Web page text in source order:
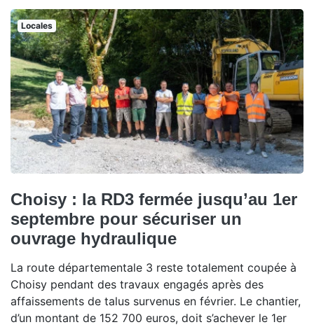
Locales
Choisy : la RD3 fermée jusqu’au 1er
septembre pour sécuriser un
ouvrage hydraulique
La route départementale 3 reste totalement coupée à
Choisy pendant des travaux engagés après des
affaissements de talus survenus en février. Le chantier,
d’un montant de 152 700 euros, doit s’achever le 1er